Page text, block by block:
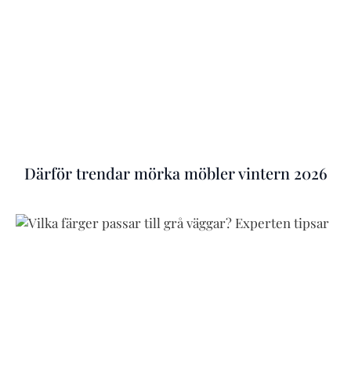
Därför trendar mörka möbler vintern 2026